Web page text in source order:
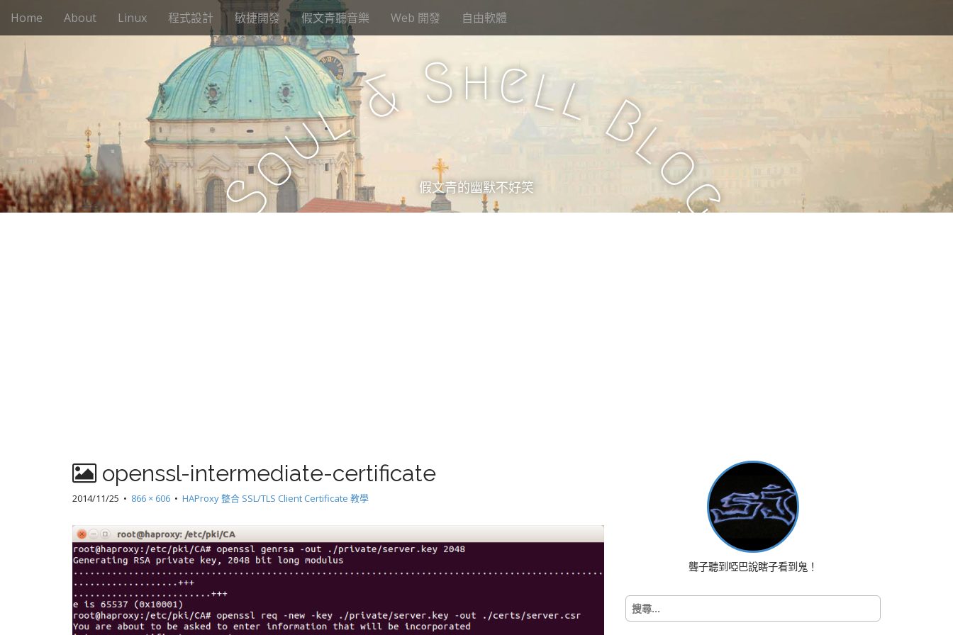
M
e
i
c
n
t
Home About Linux 程式設計 敏捷開發 假文青聽音樂 Web 開發 自由軟體
S
o
u
l& Shell B
l
o
g
假文青的幽默不好笑
openssl-intermediate-certificate
2014/11/25 • 866 × 606 • HAProxy 整合 SSL/TLS Client Certificate 教學
聾子聽到啞巴說瞎子看到鬼！
搜
尋